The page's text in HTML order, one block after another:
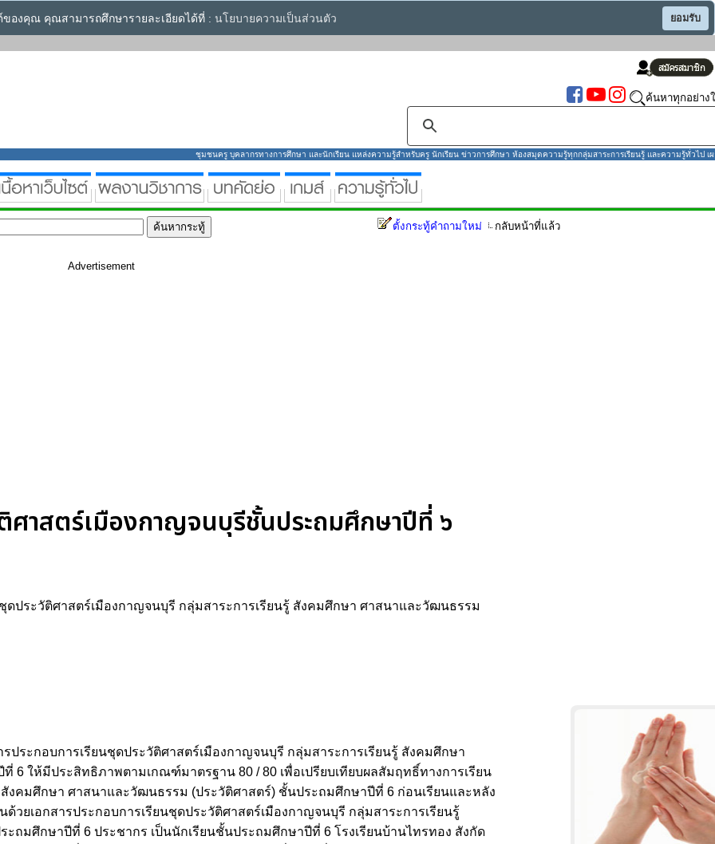
องคุณ คุณสามารถศึกษารายละเอียดได้ที่ : นโยบายความเป็นส่วนตัว ยอมรับ
ค้นหาทุกอย่าง
ชุมชนครู บุคลากรทางการศึกษา และนักเรียน แหล่งความรู้สำหรับครู นักเรียน ข่าวการศึกษา ห้องสมุดความรู้ทุกกลุ่มสาระการเรียนรู้ และความรู้ทั่วไป เ
ตั้งกระทู้คำถามใหม่ กลับหน้าที่แล้ว
Advertisement
ศาสตร์เมืองกาญจนบุรีชั้นประถมศึกษาปีที่ ๖
ดประวัติศาสตร์เมืองกาญจนบุรี กลุ่มสาระการเรียนรู้ สังคมศึกษา ศาสนาและวัฒนธรรม
ระกอบการเรียนชุดประวัติศาสตร์เมืองกาญจนบุรี กลุ่มสาระการเรียนรู้ สังคมศึกษา
ให้มีประสิทธิภาพตามเกณฑ์มาตรฐาน 80 / 80 เพื่อเปรียบเทียบผลสัมฤทธิ์ทางการเรียน
สังคมศึกษา ศาสนาและวัฒนธรรม (ประวัติศาสตร์) ชั้นประถมศึกษาปีที่ 6 ก่อนเรียนและหลัง
วยเอกสารประกอบการเรียนชุดประวัติศาสตร์เมืองกาญจนบุรี กลุ่มสาระการเรียนรู้
ถมศึกษาปีที่ 6 ประชากร เป็นนักเรียนชั้นประถมศึกษาปีที่ 6 โรงเรียนบ้านไทรทอง สังกัด